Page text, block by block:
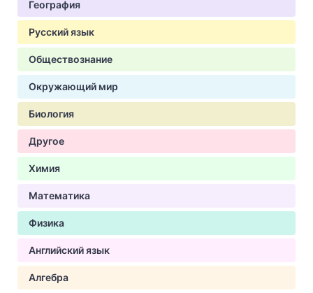
География
Русский язык
Обществознание
Окружающий мир
Биология
Другое
Химия
Математика
Физика
Английский язык
Алгебра